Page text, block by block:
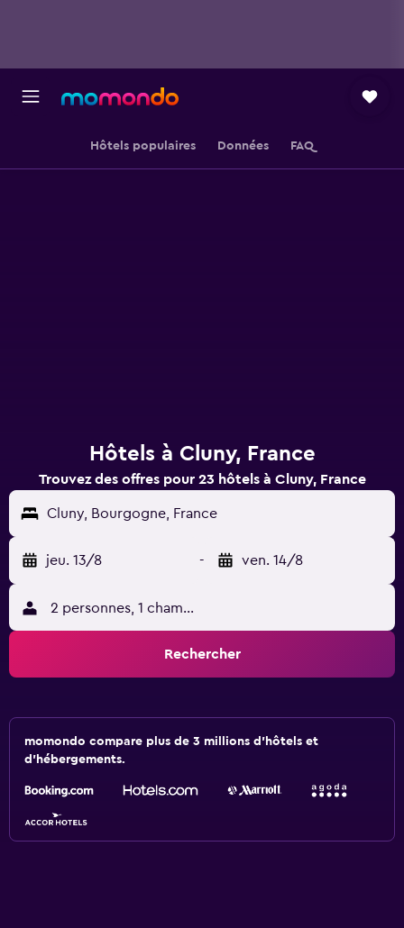
Hôtels populaires Données FAQ
Hôtels à Cluny, France
Trouvez des offres pour 23 hôtels à Cluny, France
Cluny, Bourgogne, France
jeu. 13/8 - ven. 14/8
2 personnes, 1 chambre
Rechercher
momondo compare plus de 3 millions d'hôtels et
d'hébergements.